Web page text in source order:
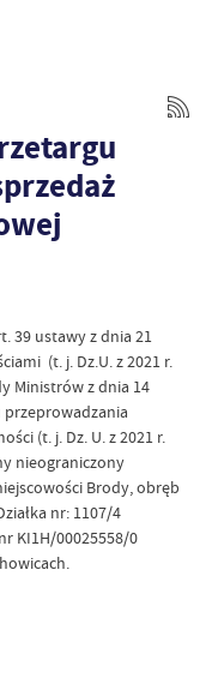
39 ustawy z dnia 21
(t. j. Dz.U. z 2021 r.
Ministrów z dnia 14
przeprowadzania
(t. j. Dz. U. z 2021 r.
nieograniczony
Brody, obręb
nr: 1107/4
KI1H/00025558/0